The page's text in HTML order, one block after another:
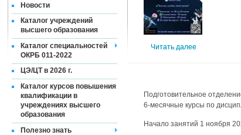
Новости
Каталог учреждений
высшего образования
Каталог специальностей
ОКРБ 011-2022
ЦЭ/ЦТ в 2026 г.
Каталог курсов повышения
квалификации в
учреждениях высшего
образования
Полезно знать
Читать далее
Подготовительное
6-месячные курсы по
Начало занятий 1 ноября